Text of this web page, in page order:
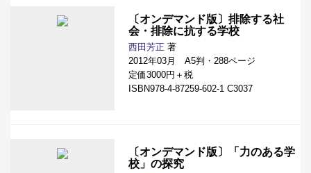
〔オンデマンド版〕排除する社
会・排除に抗する学校
西田芳正 著
2012年03月 A5判・288ページ
定価3000円＋税
ISBN978-4-87259-602-1 C3037
〔オンデマンド版〕「力のある学
校」の探究